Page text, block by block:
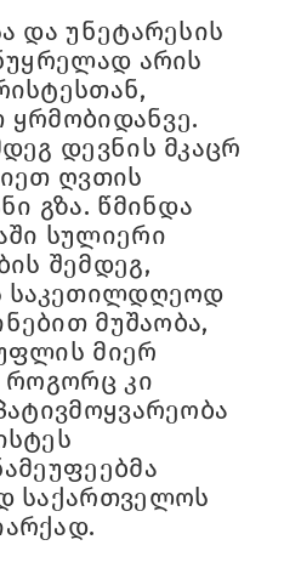
და უნეტარესის
არის
დევნის მკაცრ
ღვთის
გზა. წმინდა
სულიერი
შემდეგ,
საკეთილდღეოდ
მუშაობა,
მიერ
როგორც კი
საქართველოს